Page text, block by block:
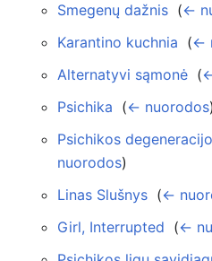
Smegenų dažnis (←
Karantino kuchnia (←
Alternatyvi sąmonė (
Psichika (← nuorodos)
Psichikos
nuorodos)
Linas Slušnys (←
Girl, Interrupted (←